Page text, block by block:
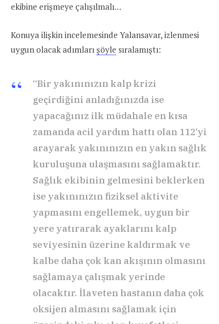
ekibine erişmeye çalışılmalı…
Konuya ilişkin incelemesinde Yalansavar, izlenmesi
uygun olacak adımlarışöyle sıralamıştı:
“Bir yakınınızın kalp krizi
geçirdiğini anladığınızda ise
yapacağınız ilk müdahale en kısa
zamanda acil yardım hattı olan 112’yi
arayarak yakınınızın en yakın sağlık
kuruluşuna ulaşmasını sağlamaktır.
Sağlık ekibinin gelmesini beklerken
ise yakınınızın fiziksel aktivite
yapmasını engellemek, uygun bir
yere yatırarak ayaklarını kalp
seviyesinin üzerine kaldırmak ve
kalbe daha çok kan akışının olmasını
sağlamaya çalışmak yerinde
olacaktır. İlaveten hastanın daha çok
oksijen almasını sağlamak için